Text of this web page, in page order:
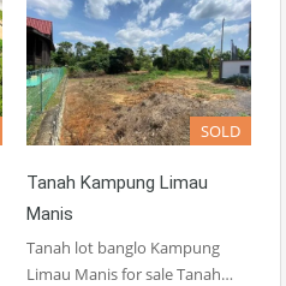
SOLD
Tanah Kampung Limau
Manis
Tanah lot banglo Kampung
Limau Manis for sale Tanah…